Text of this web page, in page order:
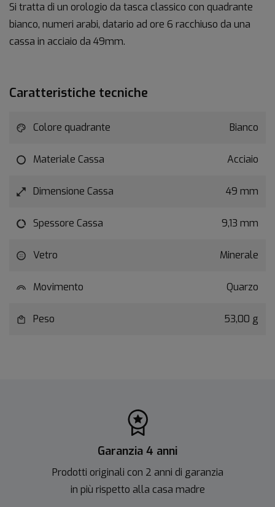
Si tratta di un orologio da tasca classico con quadrante
bianco, numeri arabi, datario ad ore 6 racchiuso da una
cassa in acciaio da 49mm.
Caratteristiche tecniche
Colore quadrante Bianco
Materiale Cassa Acciaio
Dimensione Cassa 49 mm
Spessore Cassa 9,13 mm
Vetro Minerale
Movimento Quarzo
Peso 53,00 g
Garanzia 4 anni
Prodotti originali con 2 anni di garanzia
in più rispetto alla casa madre